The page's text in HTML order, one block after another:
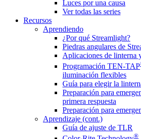
Luces por una causa
Ver todas las series
Recursos
Aprendiendo
¿Por qué Streamlight?
Piedras angulares de
Aplicaciones de linterna
Programación TEN-TAP
iluminación flexibles
Guía para elegir la
Preparación para
primera respuesta
Preparación para
Aprendizaje (cont.)
Guía de ajuste de TLR
®